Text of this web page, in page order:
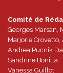
Comité de
Georges Marsan,
Marjorie
Andrea Pucnik
Sandrine Bonilla
Vanessa Guillot